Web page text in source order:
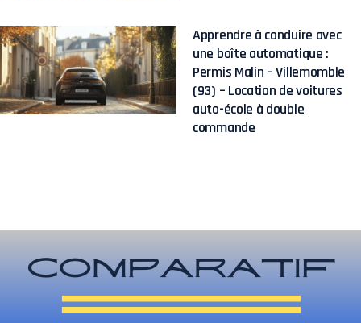
Apprendre à conduire avec
une boîte automatique :
Permis Malin – Villemomble
(93) – Location de voitures
auto-école à double
commande